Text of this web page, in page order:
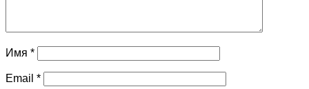
Имя *
Email *